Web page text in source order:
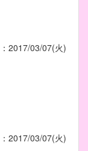
： 2017/03/07(火)
： 2017/03/07(火)